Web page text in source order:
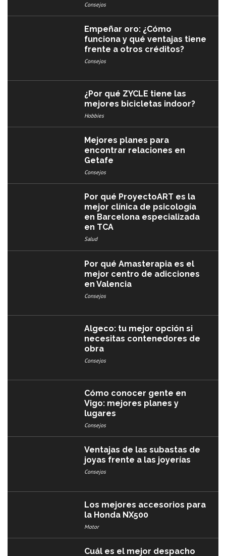
Consejos
Empeñar oro: ¿Cómo
funciona y qué ventajas tiene
frente a otros créditos?
Consejos
¿Por qué ZYCLE tiene las
mejores bicicletas indoor?
Hobbies
Mejores planes para
encontrar relaciones en
Getafe
Consejos
Por qué ProyectoART es la
mejor clínica de psicología
en Barcelona especializada
en TCA
Salud
Por qué Amasterapia es el
mejor centro de adicciones
en Valencia
Consejos
Algeco: tu mejor opción si
necesitas contenedores de
obra
Consejos
Cómo conocer gente en
Vigo: mejores planes y
lugares
Consejos
Ventajas de las subastas de
joyas frente a las joyerías
Consejos
Los mejores accesorios para
la Honda NX500
Motor
Cuál es el mejor despacho